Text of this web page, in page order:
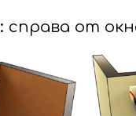
справа от